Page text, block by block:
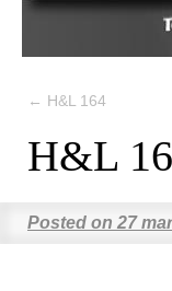
← H&L 164
H&L
Posted on 27